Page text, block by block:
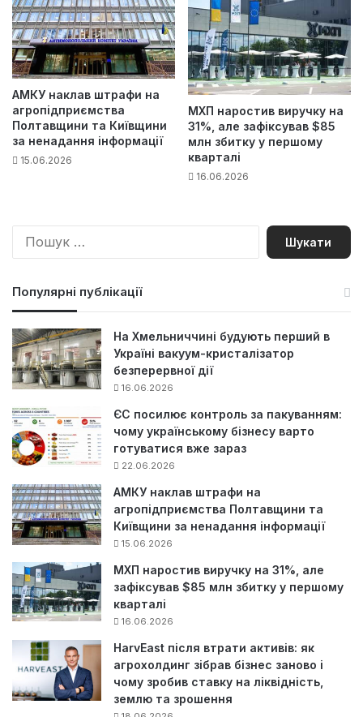
АМКУ наклав штрафи на
агропідприємства
Полтавщини та Київщини
за ненадання інформації
15.06.2026
МХП наростив виручку на
31%, але зафіксував $85
млн збитку у першому
кварталі
16.06.2026
П
Популярні публікації
На Хмельниччині будують перший в
Україні вакуум-кристалізатор
безперервної дії
16.06.2026
ЄС посилює контроль за пакуванням:
чому українському бізнесу варто
готуватися вже зараз
22.06.2026
АМКУ наклав штрафи на
агропідприємства Полтавщини та
Київщини за ненадання інформації
15.06.2026
МХП наростив виручку на 31%, але
зафіксував $85 млн збитку у першому
кварталі
16.06.2026
HarvEast після втрати активів: як
агрохолдинг зібрав бізнес заново і
чому зробив ставку на ліквідність,
землю та зрошення